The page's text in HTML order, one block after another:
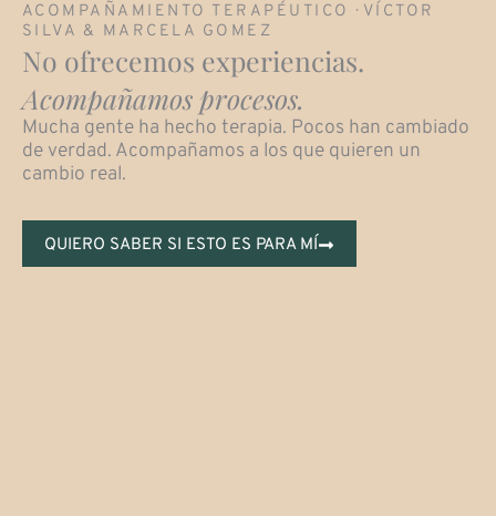
ACOMPAÑAMIENTO TERAPÉUTICO · VÍCTOR
SILVA & MARCELA GOMEZ
No ofrecemos experiencias.
Acompañamos procesos.
Mucha gente ha hecho terapia. Pocos han cambiado
de verdad. Acompañamos a los que quieren un
cambio real.
QUIERO SABER SI ESTO ES PARA MÍ